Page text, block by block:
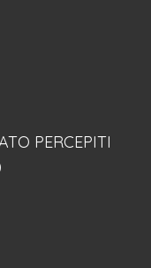
PERCEPITI